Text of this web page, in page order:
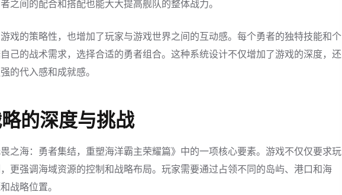
之间的配合和搭配也能大大提高舰队的整体战力。
戏的策略性，也增加了玩家与游戏世界之间的互动感。每个勇者的独特技能和个
己的战术需求，选择合适的勇者组合。这种系统设计不仅增加了游戏的深度，还
的代入感和成就感。
的深度与挑战
之海：勇者集结，重塑海洋霸主荣耀篇》中的一项核心要素。游戏不仅仅要求玩
更强调海域资源的控制和战略布局。玩家需要通过占领不同的岛屿、港口和海
战略位置。